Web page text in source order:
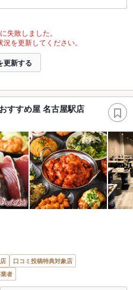
失敗しました。
を更新してください。
更新する
すすめ屋 名古屋駅店
口コミ投稿特典対象店
者